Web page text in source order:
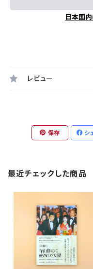
日本国
レビュー
保存 シ
最近チェックした商品